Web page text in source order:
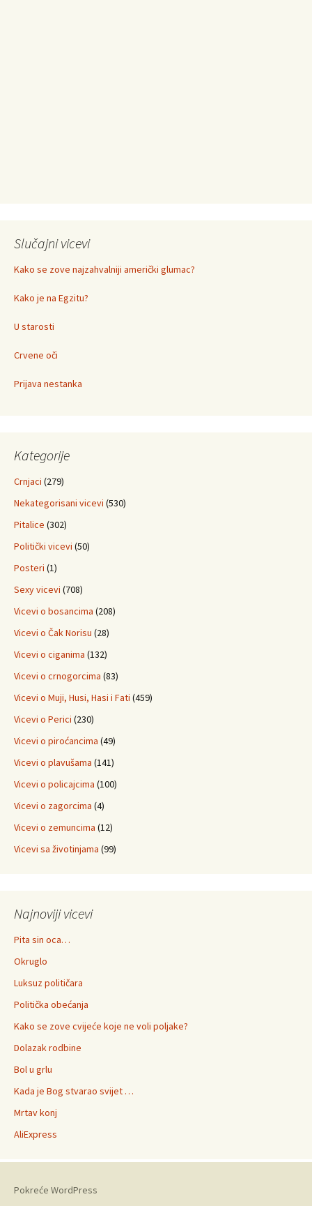
Slučajni vicevi
Kako se zove najzahvalniji američki glumac?
Kako je na Egzitu?
U starosti
Crvene oči
Prijava nestanka
Kategorije
Crnjaci (279)
Nekategorisani vicevi (530)
Pitalice (302)
Politički vicevi (50)
Posteri (1)
Sexy vicevi (708)
Vicevi o bosancima (208)
Vicevi o Čak Norisu (28)
Vicevi o ciganima (132)
Vicevi o crnogorcima (83)
Vicevi o Muji, Husi, Hasi i Fati (459)
Vicevi o Perici (230)
Vicevi o piroćancima (49)
Vicevi o plavušama (141)
Vicevi o policajcima (100)
Vicevi o zagorcima (4)
Vicevi o zemuncima (12)
Vicevi sa životinjama (99)
Najnoviji vicevi
Pita sin oca…
Okruglo
Luksuz političara
Politička obećanja
Kako se zove cvijeće koje ne voli poljake?
Dolazak rodbine
Bol u grlu
Kada je Bog stvarao svijet …
Mrtav konj
AliExpress
Pokreće WordPress